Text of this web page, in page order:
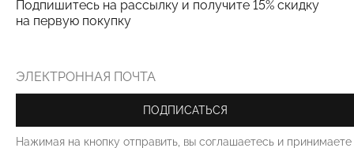
РЕКОМЕНДУЕМ
Подпишитесь на рассылку и получите 15% скидку
на первую покупку
ПОДПИСАТЬСЯ
Нажимая на кнопку отправить, вы соглашаетесь и принимаете